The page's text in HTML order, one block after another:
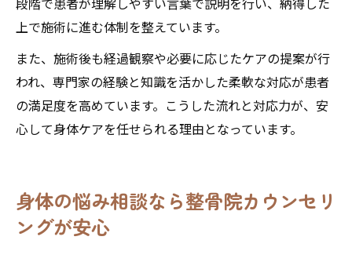
上で施術に進む体制を整えています。
また、施術後も経過観察や必要に応じたケアの提案が行
われ、専門家の経験と知識を活かした柔軟な対応が患者
の満足度を高めています。こうした流れと対応力が、安
心して身体ケアを任せられる理由となっています。
身体の悩み相談なら整骨院カウンセリ
ングが安心